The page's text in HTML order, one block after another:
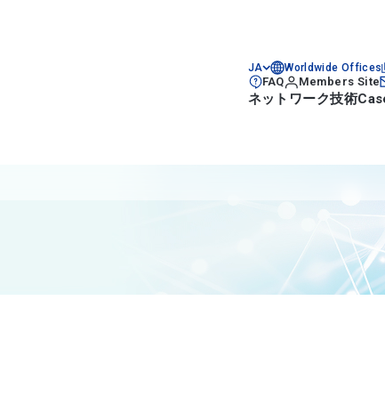
JA Worldwide Offices
FAQ Members Site
ネットワーク技術